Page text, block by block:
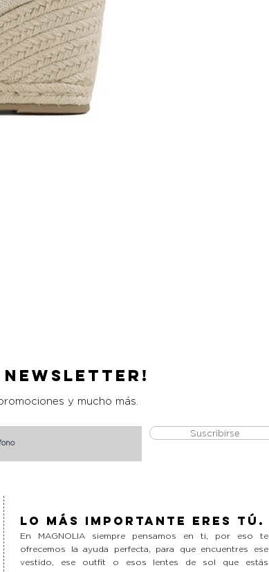
Newsletter!
y mucho más.
Suscribirse
Lo más importante eres tú.
En MAGNOLIA siempre pensamos en ti, por eso te
ofrecemos la ayuda perfecta, para que encuentres ese
vestido, ese outfit o esos lentes de sol que estás